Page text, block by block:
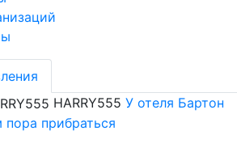
HARRY555 У отеля Бартон
прибраться